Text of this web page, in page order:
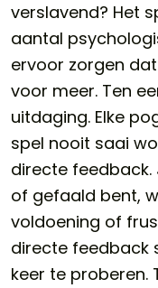
verslavend? Het
aantal
ervoor zorgen
voor meer. Ten
uitdaging. Elke
spel nooit saai
directe
of gefaald bent,
voldoening of
directe feedback
keer te proberen.